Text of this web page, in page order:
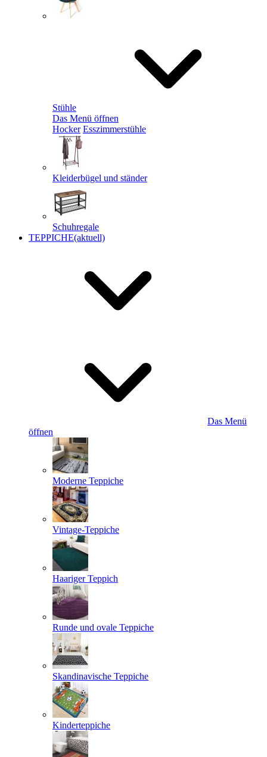
Stühle
Das Menü öffnen
Hocker Esszimmerstühle
Kleiderbügel und ständer
Schuhregale
TEPPICHE(aktuell)
Das Menü
öffnen
Moderne Teppiche
Vintage-Teppiche
Haariger Teppich
Runde und ovale Teppiche
Skandinavische Teppiche
Kinderteppiche